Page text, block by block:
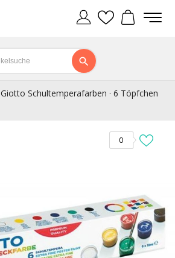
Giotto Schultemperafarben · 6 Töpfchen
0